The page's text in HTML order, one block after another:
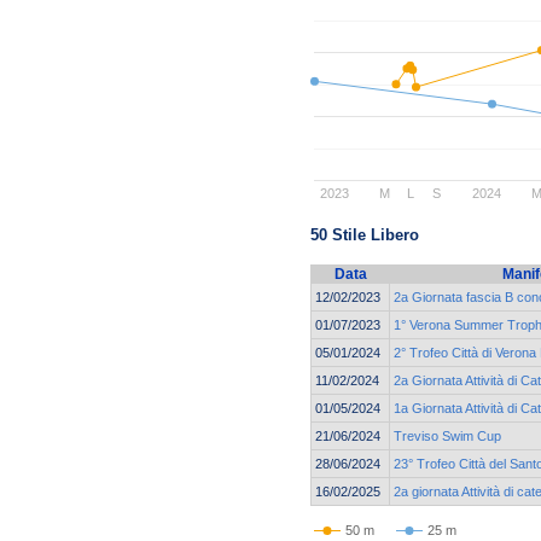
2023 2024
M S
50 Stile Libero
Data
12/02/2023
2a Giornata fascia B
01/07/2023
1° Verona Summer
05/01/2024
2° Trofeo Città di
11/02/2024
2a Giornata Attività di
01/05/2024
1a Giornata Attività di
21/06/2024
Treviso Swim Cup
28/06/2024
23° Trofeo Città del
16/02/2025
2a giornata Attività di
50 m 25 m